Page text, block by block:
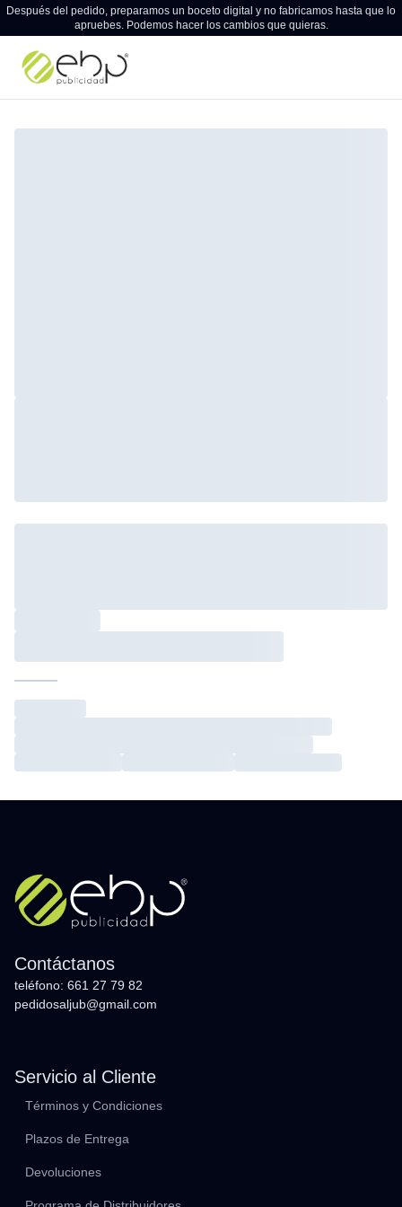
Después del pedido, preparamos un boceto digital y no fabricamos hasta que lo
apruebes. Podemos hacer los cambios que quieras.
Contáctanos
teléfono: 661 27 79 82
pedidosaljub@gmail.com
Servicio al Cliente
Términos y Condiciones
Plazos de Entrega
Devoluciones